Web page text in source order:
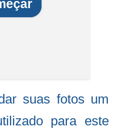
suas fotos um
para este